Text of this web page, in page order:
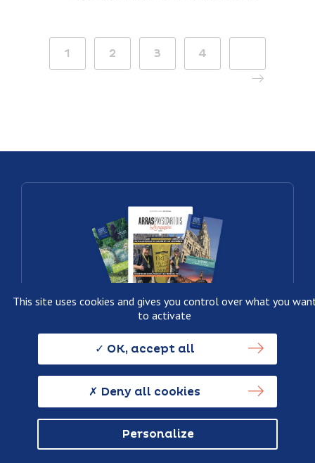
1 2 3 4
Arras Pays d’Artois
nos brochures touristiques !
Je découvre
This site uses cookies and gives you control over what you
to activate
OK, accept all
Deny all cookies
Personalize